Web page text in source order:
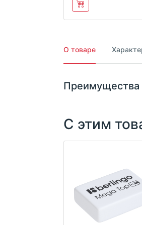
О товаре
Преимущества
С этим